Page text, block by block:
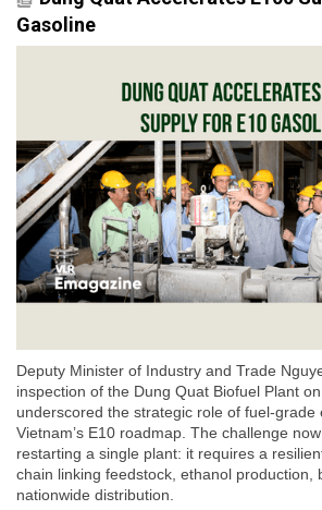
Gasoline
Deputy Minister of Industry and Trade
inspection of the Dung Quat Biofuel Plant
underscored the strategic role of fuel-grade
Vietnam’s E10 roadmap. The challenge
restarting a single plant: it requires a
chain linking feedstock, ethanol production,
nationwide distribution.